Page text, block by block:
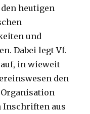
heutigen
und
Dabei legt Vf.
in wieweit
den
Inschriften aus